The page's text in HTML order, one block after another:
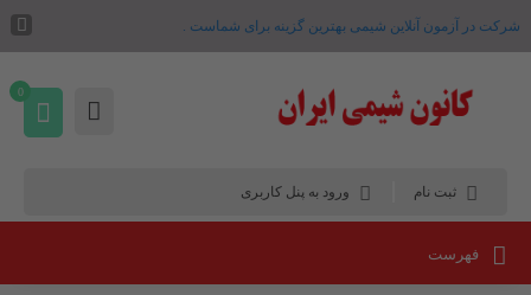
شرکت در آزمون آنلاین شیمی بهترین گزینه برای شماست .
ثبت نام ورود به پنل کاربری
0
فهرست